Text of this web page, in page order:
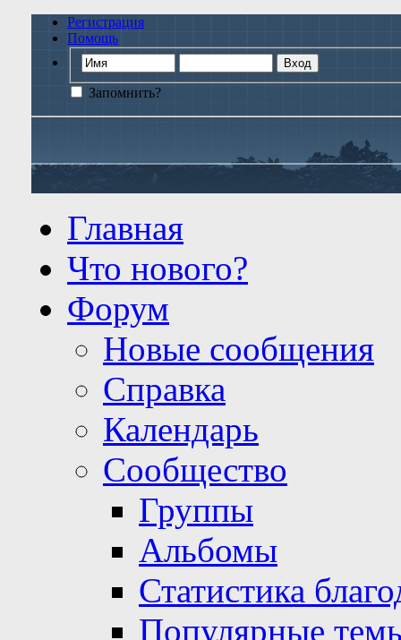
Регистрация
Помощь
Запомнить?
Главная
Что нового?
Форум
Новые сообщения
Справка
Календарь
Сообщество
Группы
Альбомы
Статистика
Популярные